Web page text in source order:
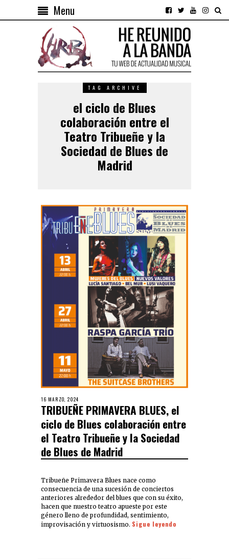
Menu
TAG ARCHIVE
el ciclo de Blues
colaboración entre el
Teatro Tribueñe y la
Sociedad de Blues de
Madrid
16 MARZO, 2024
TRIBUEÑE PRIMAVERA BLUES, el
ciclo de Blues colaboración entre
el Teatro Tribueñe y la Sociedad
de Blues de Madrid
Tribueñe Primavera Blues nace como
consecuencia de una sucesión de conciertos
anteriores alrededor del blues que con su éxito,
hacen que nuestro teatro apueste por este
género lleno de profundidad, sentimiento,
improvisación y virtuosismo. Sigue leyendo